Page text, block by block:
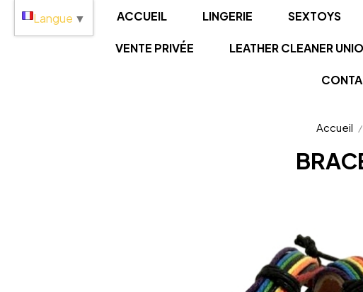
ACCUEIL LINGERIE SEXTOYS
VENTE PRIVÉE LEATHER CLEANER
Accueil
Langue ▼